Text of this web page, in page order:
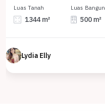
Luas Tanah
1344 m²
Luas
500 m²
Lydia Elly